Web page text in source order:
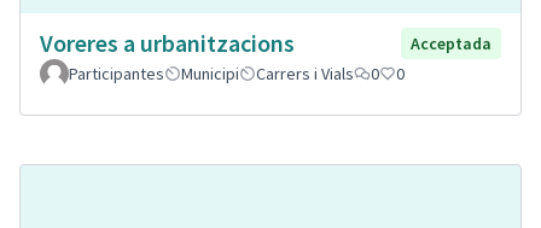
Voreres a urbanitzacions
Acceptada
Participantes
Municipi Carrers i Vials 0 0